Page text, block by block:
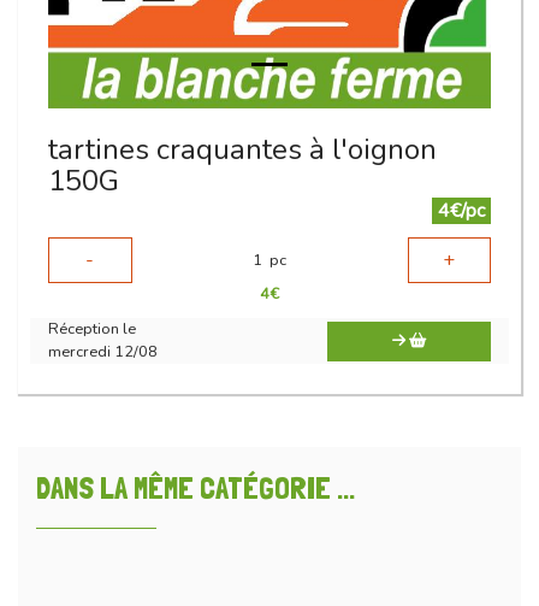
tartines craquantes à l'oignon
150G
4€/pc
-
1 pc +
4€
Réception le
mercredi 12/08
DANS LA MÊME CATÉGORIE ...